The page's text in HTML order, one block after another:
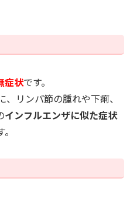
症状です。
リンパ節の腫れや下痢、
インフルエンザに似た症状